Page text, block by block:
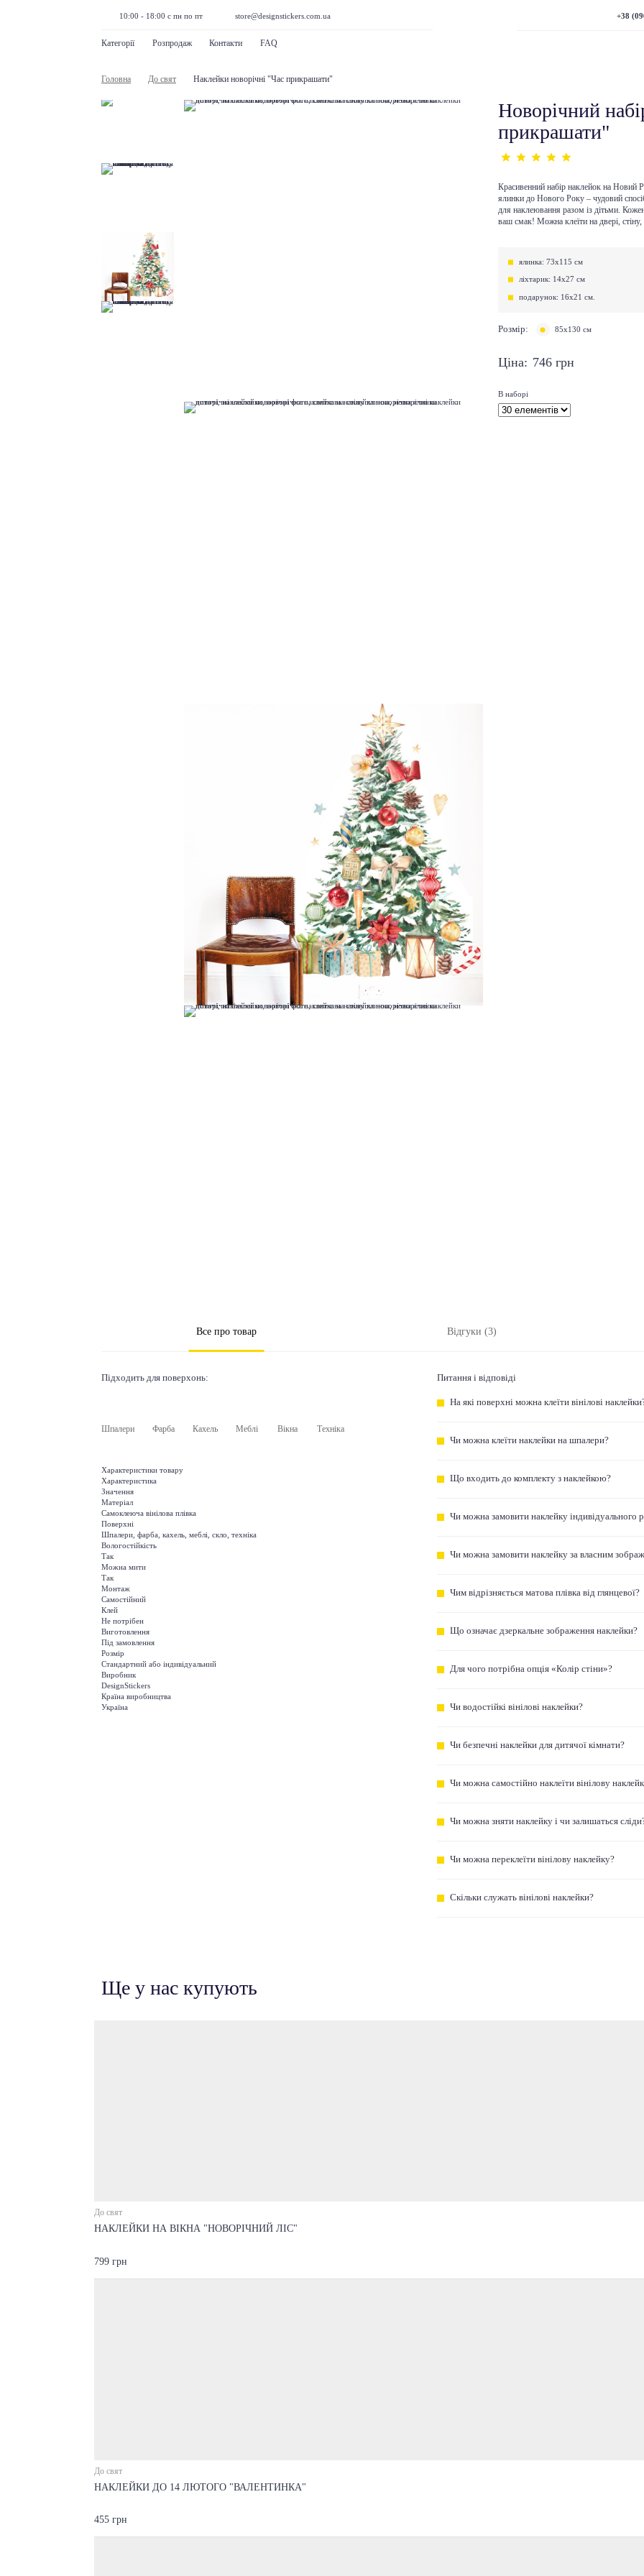
10:00 - 18:00 с пн по пт store@designstickers.com.ua
Категорії Розпродаж Контакти FAQ
+38
Головна До свят Наклейки новорічні "Час прикрашати"
Новорічний
прикрашати"
Красивенний набір наклейок на Новий
ялинки до Нового Року – чудовий
для наклеювання разом із дітьми.
ваш смак! Можна клеїти на двері, стіну,
ялинка: 73х115 см
ліхтарик: 14х27 см
подарунок: 16х21 см.
Розмір: 85х130 см
Ціна: 746 грн
В наборі
Все про товар Відгуки (3)
Підходить для поверхонь:
Шпалери Фарба Кахель Меблі Вікна Техніка
Характеристики товару
Характеристика
Значення
Матеріал
Самоклеюча вінілова плівка
Поверхні
Шпалери, фарба, кахель, меблі, скло, техніка
Вологостійкість
Так
Можна мити
Так
Монтаж
Самостійний
Клей
Не потрібен
Виготовлення
Під замовлення
Розмір
Стандартний або індивідуальний
Виробник
DesignStickers
Країна виробництва
Україна
Питання і відповіді
На які поверхні можна клеїти вінілові
Чи можна клеїти наклейки на шпалери?
Що входить до комплекту з наклейкою?
Чи можна замовити наклейку індивідуального
Чи можна замовити наклейку за власним
Чим відрізняється матова плівка від глянцевої?
Що означає дзеркальне зображення наклейки?
Для чого потрібна опція «Колір стіни»?
Чи водостійкі вінілові наклейки?
Чи безпечні наклейки для дитячої кімнати?
Чи можна самостійно наклеїти вінілову
Чи можна зняти наклейку і чи залишаться
Чи можна переклеїти вінілову наклейку?
Скільки служать вінілові наклейки?
Ще у нас купують
До свят
НАКЛЕЙКИ НА ВІКНА "НОВОРІЧНИЙ ЛІС"
799 грн
До свят
НАКЛЕЙКИ ДО 14 ЛЮТОГО "ВАЛЕНТИНКА"
455 грн